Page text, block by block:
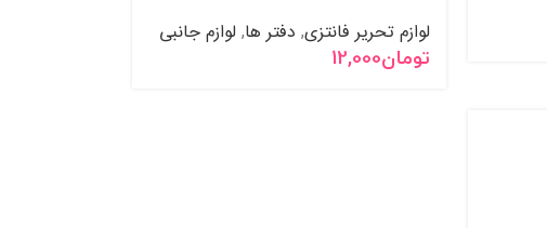
لوازم تحریر فانتزی, دفتر ها, لوازم جانبی
تومان12,000